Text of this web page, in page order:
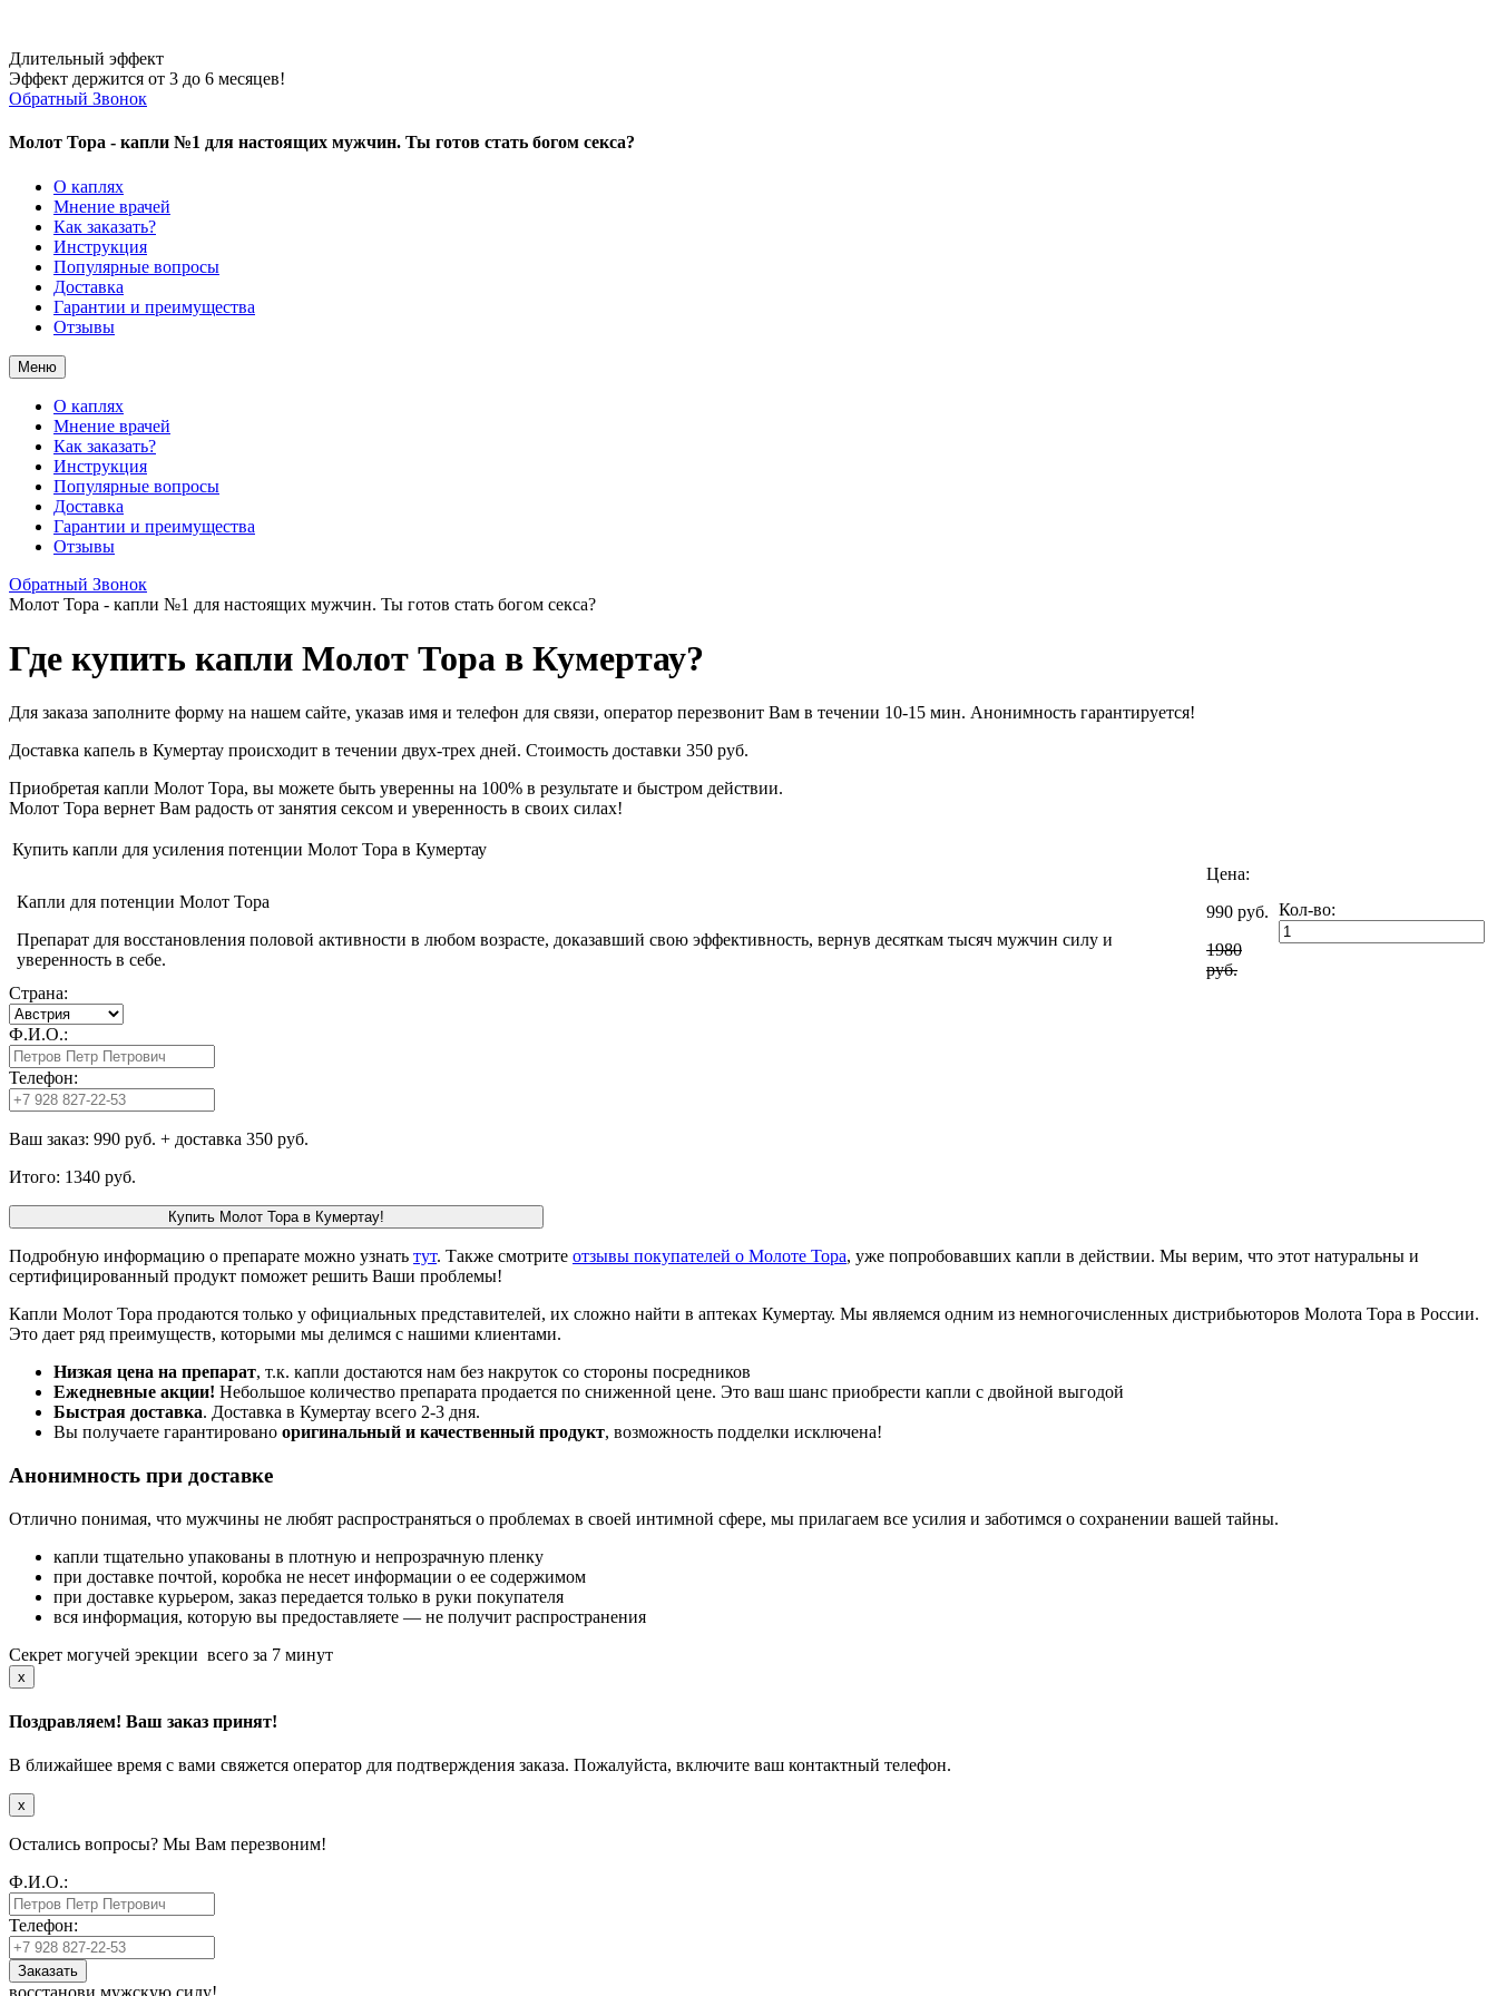
Длительный эффект
Эффект держится от 3 до 6 месяцев!
Обратный Звонок
Молот Тора - капли №1 для настоящих мужчин. Ты готов стать богом секса?
О каплях
Мнение врачей
Как заказать?
Инструкция
Популярные вопросы
Доставка
Гарантии и преимущества
Отзывы
Меню
О каплях
Мнение врачей
Как заказать?
Инструкция
Популярные вопросы
Доставка
Гарантии и преимущества
Отзывы
Обратный Звонок
Молот Тора - капли №1 для настоящих мужчин. Ты готов стать богом секса?
Где купить капли Молот Тора в Кумертау?
Для заказа заполните форму на нашем сайте, указав имя и телефон для связи, оператор перезвонит Вам в течении 10-15 мин. Анонимность гарантируется!
Доставка капель в Кумертау происходит в течении двух-трех дней. Стоимость доставки 350 руб.
Приобретая капли Молот Тора, вы можете быть уверенны на 100% в результате и быстром действии.
Молот Тора вернет Вам радость от занятия сексом и уверенность в своих силах!
Купить капли для усиления потенции Молот Тора в Кумертау
Капли для потенции Молот Тора
Препарат для восстановления половой активности в любом возрасте, доказавший свою эффективность, вернув десяткам тысяч мужчин силу и
уверенность в себе.
Цена:
990 руб.
1980
руб.
Кол-во:
Страна:
Ф.И.О.:
Телефон:
Ваш заказ: 990 руб. + доставка 350 руб.
Итого: 1340 руб.
Купить Молот Тора в Кумертау!
Подробную информацию о препарате можно узнать тут. Также смотрите отзывы покупателей о Молоте Тора, уже попробовавших капли в действии. Мы верим, что этот натуральны и
сертифицированный продукт поможет решить Ваши проблемы!
Капли Молот Тора продаются только у официальных представителей, их сложно найти в аптеках Кумертау. Мы являемся одним из немногочисленных дистрибьюторов Молота Тора в России.
Это дает ряд преимуществ, которыми мы делимся с нашими клиентами.
Низкая цена на препарат, т.к. капли достаются нам без накруток со стороны посредников
Ежедневные акции! Небольшое количество препарата продается по сниженной цене. Это ваш шанс приобрести капли с двойной выгодой
Быстрая доставка. Доставка в Кумертау всего 2-3 дня.
Вы получаете гарантировано оригинальный и качественный продукт, возможность подделки исключена!
Анонимность при доставке
Отлично понимая, что мужчины не любят распространяться о проблемах в своей интимной сфере, мы прилагаем все усилия и заботимся о сохранении вашей тайны.
капли тщательно упакованы в плотную и непрозрачную пленку
при доставке почтой, коробка не несет информации о ее содержимом
при доставке курьером, заказ передается только в руки покупателя
вся информация, которую вы предоставляете — не получит распространения
Секрет могучей эрекции всего за 7 минут
x
Поздравляем! Ваш заказ принят!
В ближайшее время с вами свяжется оператор для подтверждения заказа. Пожалуйста, включите ваш контактный телефон.
x
Остались вопросы? Мы Вам перезвоним!
Ф.И.О.:
Телефон:
Заказать